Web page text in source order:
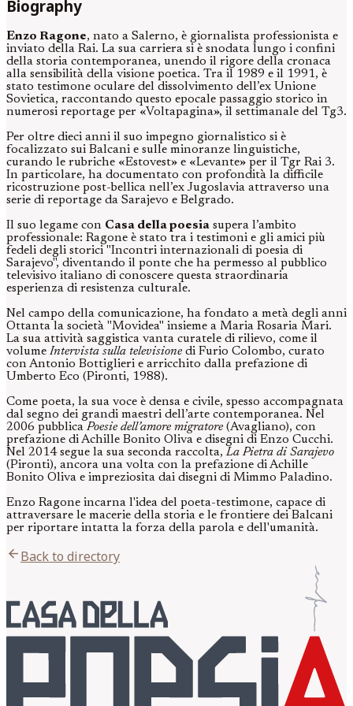
Biography
Enzo Ragone, nato a Salerno, è giornalista professionista e
inviato della Rai. La sua carriera si è snodata lungo i confini
della storia contemporanea, unendo il rigore della cronaca
alla sensibilità della visione poetica. Tra il 1989 e il 1991, è
stato testimone oculare del dissolvimento dell’ex Unione
Sovietica, raccontando questo epocale passaggio storico in
numerosi reportage per «Voltapagina», il settimanale del Tg3.
Per oltre dieci anni il suo impegno giornalistico si è
focalizzato sui Balcani e sulle minoranze linguistiche,
curando le rubriche «Estovest» e «Levante» per il Tgr Rai 3.
In particolare, ha documentato con profondità la difficile
ricostruzione post-bellica nell’ex Jugoslavia attraverso una
serie di reportage da Sarajevo e Belgrado.
Il suo legame con Casa della poesia supera l’ambito
professionale: Ragone è stato tra i testimoni e gli amici più
fedeli degli storici "Incontri internazionali di poesia di
Sarajevo", diventando il ponte che ha permesso al pubblico
televisivo italiano di conoscere questa straordinaria
esperienza di resistenza culturale.
Nel campo della comunicazione, ha fondato a metà degli anni
Ottanta la società "Movidea" insieme a Maria Rosaria Mari.
La sua attività saggistica vanta curatele di rilievo, come il
volume Intervista sulla televisionedi Furio Colombo, curato
con Antonio Bottiglieri e arricchito dalla prefazione di
Umberto Eco (Pironti, 1988).
Come poeta, la sua voce è densa e civile, spesso accompagnata
dal segno dei grandi maestri dell’arte contemporanea. Nel
2006 pubblica Poesie dell’amore migratore(Avagliano), con
prefazione di Achille Bonito Oliva e disegni di Enzo Cucchi.
Nel 2014 segue la sua seconda raccolta, La Pietra di Sarajevo
(Pironti), ancora una volta con la prefazione di Achille
Bonito Oliva e impreziosita dai disegni di Mimmo Paladino.
Enzo Ragone incarna l'idea del poeta-testimone, capace di
attraversare le macerie della storia e le frontiere dei Balcani
per riportare intatta la forza della parola e dell'umanità.
arrow_backBack to directory